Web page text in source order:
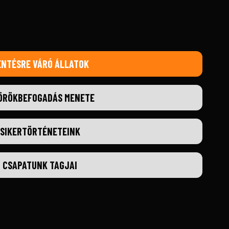
VÁRÓ ÁLLATOK
MENETE
SIKERTÖRTÉNETEINK
CSAPATUNK TAGJAI